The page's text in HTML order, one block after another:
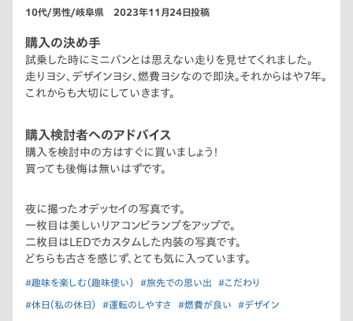
10代/男性/岐阜県 2023年11月24日投稿
購入の決め手
試乗した時にミニバンとは思えない走りを見せてくれました。
走りヨシ、デザインヨシ、燃費ヨシなので即決。それからはや7年。
これからも大切にしていきます。
購入検討者へのアドバイス
購入を検討中の方はすぐに買いましょう！
買っても後悔は無いはずです。
夜に撮ったオデッセイの写真です。
一枚目は美しいリアコンビランプをアップで。
二枚目はLEDでカスタムした内装の写真です。
どちらも古さを感じず、とても気に入っています。
#趣味を楽しむ（趣味使い） #旅先での思い出 #こだわり
#休日（私の休日） #運転のしやすさ #燃費が良い #デザイン